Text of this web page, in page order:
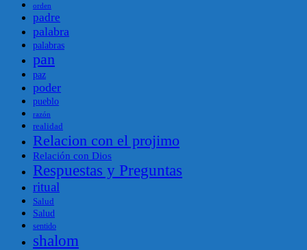
orden
padre
palabra
palabras
pan
paz
poder
pueblo
razón
realidad
Relacion con el projimo
Relación con Dios
Respuestas y Preguntas
ritual
Salud
Salud
sentido
shalom